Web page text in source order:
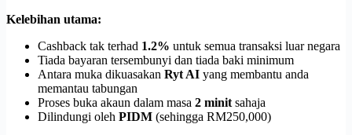
Kelebihan utama:
Cashback tak terhad 1.2% untuk semua transaksi luar negara
Tiada bayaran tersembunyi dan tiada baki minimum
Antara muka dikuasakan Ryt AI yang membantu anda
memantau tabungan
Proses buka akaun dalam masa 2 minit sahaja
Dilindungi oleh PIDM (sehingga RM250,000)